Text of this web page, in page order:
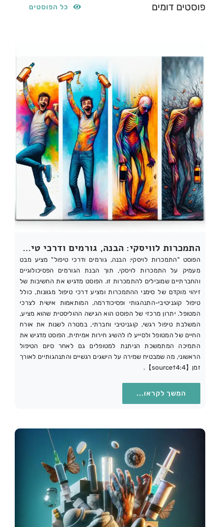
פוסטים דומים כל הפוסטים
התמכרות לוויסקי: הבנה, גורמים ודרכי טיפול
הפוסט "התמכרות לויסקי: הבנה, גורמים ודרכי טיפול" מציע מבט
מעמיק על התמכרות לויסקי, תוך הבנת הגורמים הפסיכולוגיים
והחברתיים שמובילים להתמכרות זו. הפוסט מדגיש את החשיבות של
זיהוי מוקדם של סימני ההתמכרות ומציע דרכי טיפול מגוונות, כולל
טיפול קוגניטיבי-התנהגותי ופסיכודרמה, המותאמות אישית לצרכי
המטופל. יתרון מרכזי של הפוסט הוא הגישה ההוליסטית שהוא מציע,
המשלבת טיפול רגשי, קוגניטיבי וחברתי, במטרה לשנות את אורח
החיים של המטופל ולסייע לו להשיג חירות אמיתית. הפוסט מדגיש את
התמיכה המתמשכת הניתנת למטופלים גם לאחר סיום הטיפול
הראשוני, מה שמבטיח שמירה על הישגים רגשיים והתנהגותיים לאורך
זמן【4:4†source】.
המשך לקראו...